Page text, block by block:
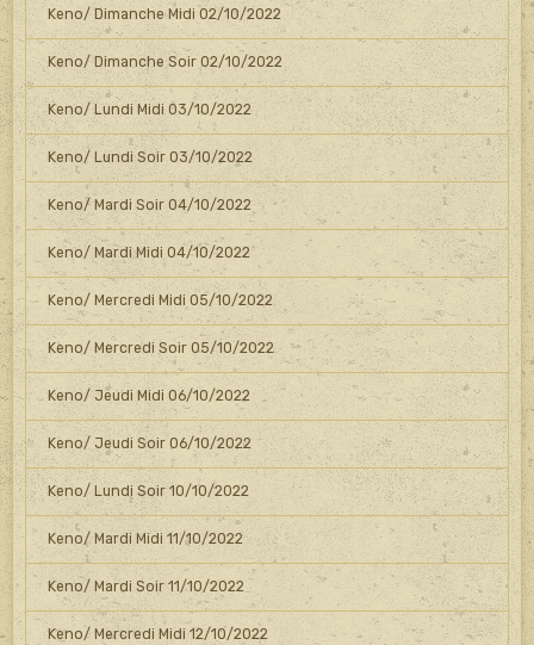
Keno/ Dimanche Midi 02/10/2022
Keno/ Dimanche Soir 02/10/2022
Keno/ Lundi Midi 03/10/2022
Keno/ Lundi Soir 03/10/2022
Keno/ Mardi Soir 04/10/2022
Keno/ Mardi Midi 04/10/2022
Keno/ Mercredi Midi 05/10/2022
Keno/ Mercredi Soir 05/10/2022
Keno/ Jeudi Midi 06/10/2022
Keno/ Jeudi Soir 06/10/2022
Keno/ Lundi Soir 10/10/2022
Keno/ Mardi Midi 11/10/2022
Keno/ Mardi Soir 11/10/2022
Keno/ Mercredi Midi 12/10/2022